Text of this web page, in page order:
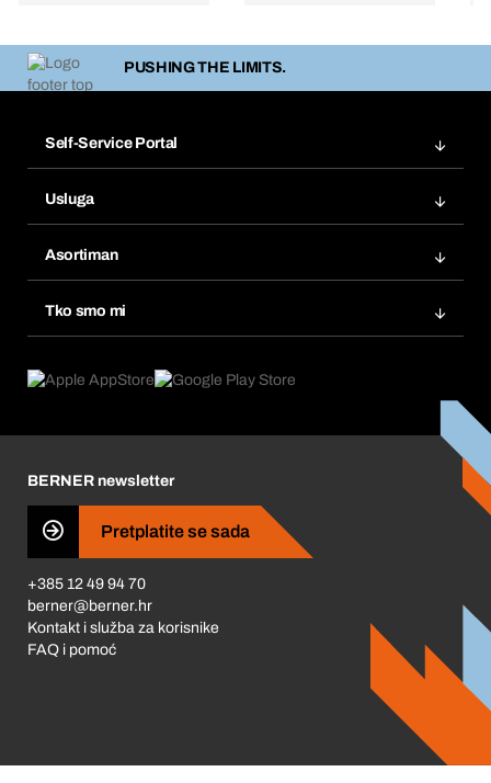
PUSHING THE LIMITS.
Self-Service Portal
Popisi želja
Ponovno naručivanje
Pretplate
Usluga
Tražitelji proizvoda
Asortiman
Tko smo mi
Što nas pokreće
Business Conduct
BERNER newsletter
Pretplatite se sada
+385 12 49 94 70
berner@berner.hr
Kontakt i služba za korisnike
FAQ i pomoć